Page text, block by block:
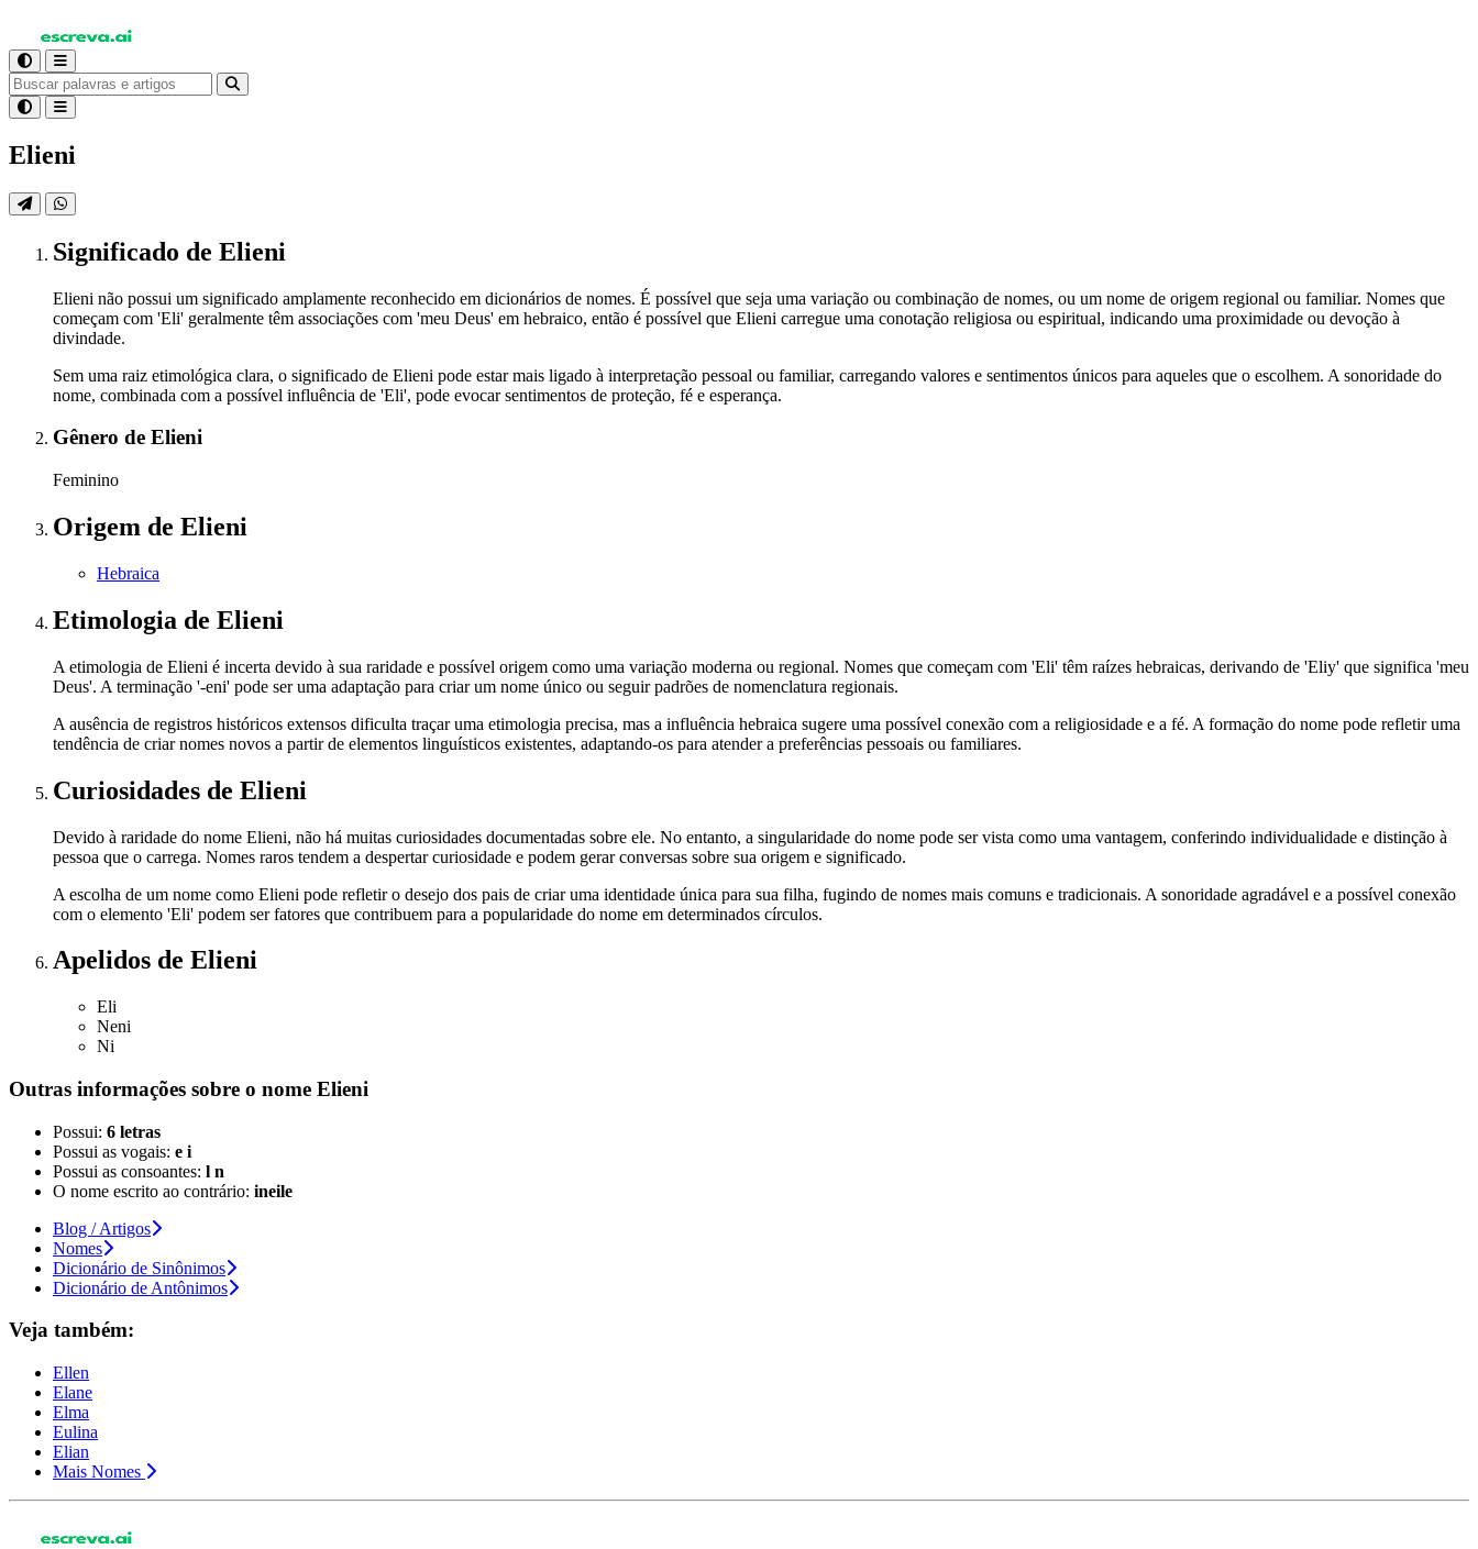
Elieni
Significado de Elieni
Elieni não possui um significado amplamente reconhecido em dicionários de nomes. É possível que seja uma variação ou combinação de nomes, ou um nome de origem regional ou familiar. Nomes que
começam com 'Eli' geralmente têm associações com 'meu Deus' em hebraico, então é possível que Elieni carregue uma conotação religiosa ou espiritual, indicando uma proximidade ou devoção à
divindade.
Sem uma raiz etimológica clara, o significado de Elieni pode estar mais ligado à interpretação pessoal ou familiar, carregando valores e sentimentos únicos para aqueles que o escolhem. A sonoridade do
nome, combinada com a possível influência de 'Eli', pode evocar sentimentos de proteção, fé e esperança.
Gênero de Elieni
Feminino
Origem de Elieni
Hebraica
Etimologia de Elieni
A etimologia de Elieni é incerta devido à sua raridade e possível origem como uma variação moderna ou regional. Nomes que começam com 'Eli' têm raízes hebraicas, derivando de 'Eliy' que significa 'meu
Deus'. A terminação '-eni' pode ser uma adaptação para criar um nome único ou seguir padrões de nomenclatura regionais.
A ausência de registros históricos extensos dificulta traçar uma etimologia precisa, mas a influência hebraica sugere uma possível conexão com a religiosidade e a fé. A formação do nome pode refletir uma
tendência de criar nomes novos a partir de elementos linguísticos existentes, adaptando-os para atender a preferências pessoais ou familiares.
Curiosidades de Elieni
Devido à raridade do nome Elieni, não há muitas curiosidades documentadas sobre ele. No entanto, a singularidade do nome pode ser vista como uma vantagem, conferindo individualidade e distinção à
pessoa que o carrega. Nomes raros tendem a despertar curiosidade e podem gerar conversas sobre sua origem e significado.
A escolha de um nome como Elieni pode refletir o desejo dos pais de criar uma identidade única para sua filha, fugindo de nomes mais comuns e tradicionais. A sonoridade agradável e a possível conexão
com o elemento 'Eli' podem ser fatores que contribuem para a popularidade do nome em determinados círculos.
Apelidos de Elieni
Eli
Neni
Ni
Outras informações sobre o nome Elieni
Possui: 6 letras
Possui as vogais: e i
Possui as consoantes: l n
O nome escrito ao contrário: ineile
Blog / Artigos
Nomes
Dicionário de Sinônimos
Dicionário de Antônimos
Veja também:
Ellen
Elane
Elma
Eulina
Elian
Mais Nomes